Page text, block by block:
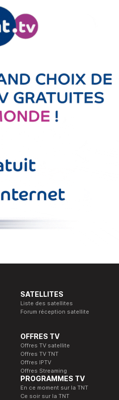
SATELLITES
Liste des satellites
Forum réception satellite
OFFRES TV
Offres TV satellite
Offres TV TNT
Offres IPTV
Offres Streaming
PROGRAMMES TV
En ce moment sur la TNT
Ce soir sur la TNT